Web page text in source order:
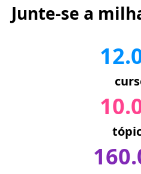
Junte-se a